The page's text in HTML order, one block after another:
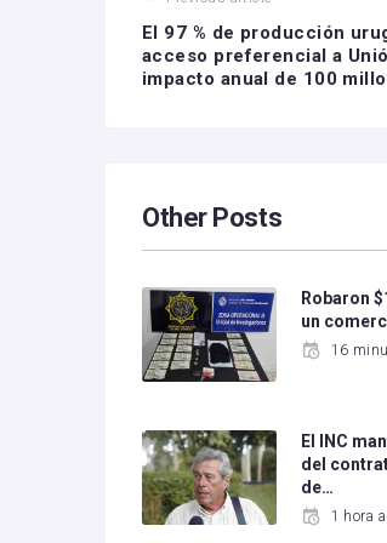
El 97 % de producción
acceso preferencial a
impacto anual de 100
Other Posts
Robaron
un
16
El INC
del
de…
1 hora